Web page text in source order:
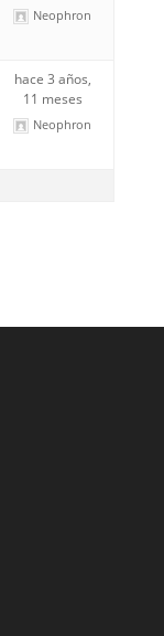
Neophron
hace 3 años,
11 meses
Neophron